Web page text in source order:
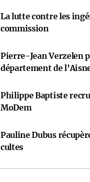
La lutte contre les
commission
Pierre-Jean Verzelen
département de
Philippe Baptiste
MoDem
Pauline Dubus
cultes